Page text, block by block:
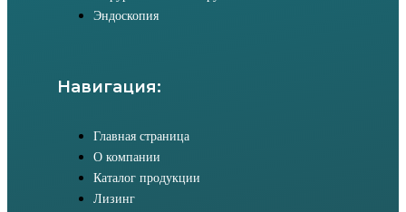
Эндоскопия
Навигация:
Главная страница
О компании
Каталог продукции
Лизинг